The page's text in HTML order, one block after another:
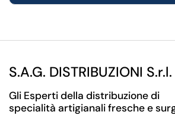
S.A.G. DISTRIBUZIONI S.r.l.
Gli Esperti della distribuzione di
specialità artigianali fresche e